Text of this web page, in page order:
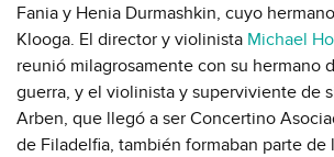
Fania y Henia Durmashkin, cuyo
Klooga. El director y violinista Michael
reunió milagrosamente con su hermano
guerra, y el violinista y superviviente de
Arben, que llegó a ser Concertino
de Filadelfia, también formaban parte de